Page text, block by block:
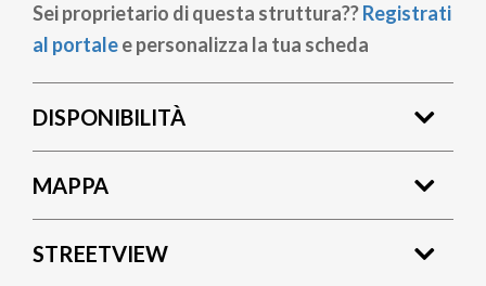
Sei proprietario di questa struttura??Registrati
al portalee personalizza la tua scheda
DISPONIBILITÀ
MAPPA
STREETVIEW